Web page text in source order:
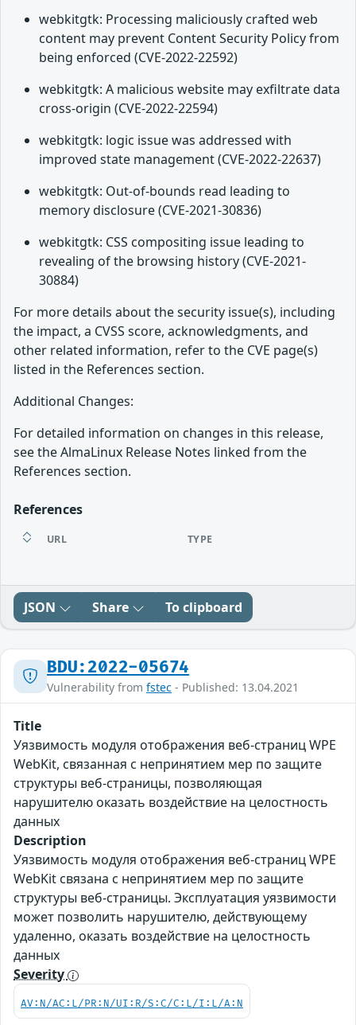
webkitgtk: Processing maliciously crafted web
content may prevent Content Security Policy from
being enforced (CVE-2022-22592)
webkitgtk: A malicious website may exfiltrate data
cross-origin (CVE-2022-22594)
webkitgtk: logic issue was addressed with
improved state management (CVE-2022-22637)
webkitgtk: Out-of-bounds read leading to
memory disclosure (CVE-2021-30836)
webkitgtk: CSS compositing issue leading to
revealing of the browsing history (CVE-2021-
30884)
For more details about the security issue(s), including
the impact, a CVSS score, acknowledgments, and
other related information, refer to the CVE page(s)
listed in the References section.
Additional Changes:
For detailed information on changes in this release,
see the AlmaLinux Release Notes linked from the
References section.
References
URL TYPE
JSON Share To clipboard
BDU:2022-05674
Vulnerability from fstec - Published: 13.04.2021
Title
Уязвимость модуля отображения веб-страниц WPE
WebKit, связанная с непринятием мер по защите
структуры веб-страницы, позволяющая
нарушителю оказать воздействие на целостность
данных
Description
Уязвимость модуля отображения веб-страниц WPE
WebKit связана с непринятием мер по защите
структуры веб-страницы. Эксплуатация уязвимости
может позволить нарушителю, действующему
удаленно, оказать воздействие на целостность
данных
Severity
AV:N/AC:L/PR:N/UI:R/S:C/C:L/I:L/A:N